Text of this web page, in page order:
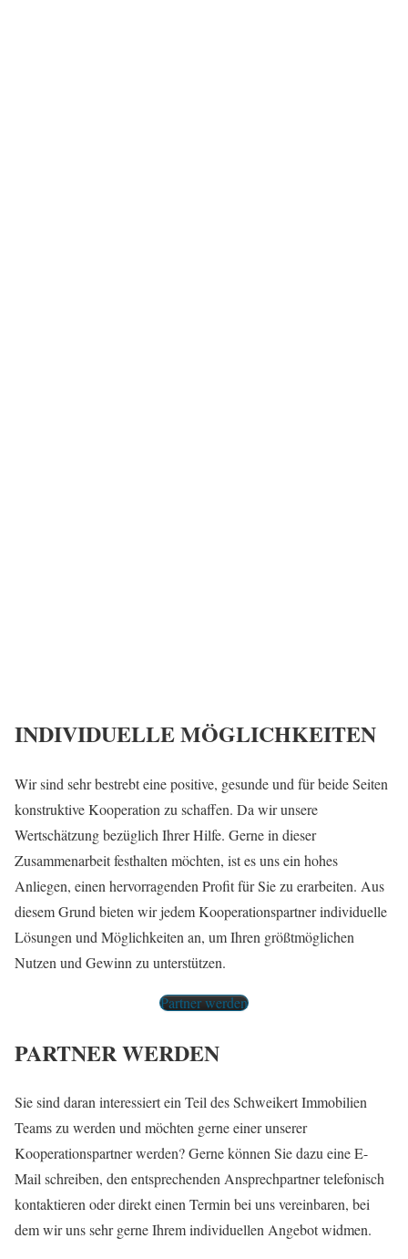
INDIVIDUELLE MÖGLICHKEITEN
Wir sind sehr bestrebt eine positive, gesunde und für beide Seiten
konstruktive Kooperation zu schaffen. Da wir unsere
Wertschätzung bezüglich Ihrer Hilfe. Gerne in dieser
Zusammenarbeit festhalten möchten, ist es uns ein hohes
Anliegen, einen hervorragenden Profit für Sie zu erarbeiten. Aus
diesem Grund bieten wir jedem Kooperationspartner individuelle
Lösungen und Möglichkeiten an, um Ihren größtmöglichen
Nutzen und Gewinn zu unterstützen.
Partner werden
PARTNER WERDEN
Sie sind daran interessiert ein Teil des Schweikert Immobilien
Teams zu werden und möchten gerne einer unserer
Kooperationspartner werden? Gerne können Sie dazu eine E-
Mail schreiben, den entsprechenden Ansprechpartner telefonisch
kontaktieren oder direkt einen Termin bei uns vereinbaren, bei
dem wir uns sehr gerne Ihrem individuellen Angebot widmen.